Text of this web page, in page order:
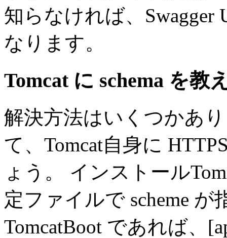
知らなければ、
なります。
Tomcat に schema を教
解決方法はいくつかあ
て、Tomcat自身に
ょう。 インストール
定ファイルで scheme
TomcatBoot であれば、